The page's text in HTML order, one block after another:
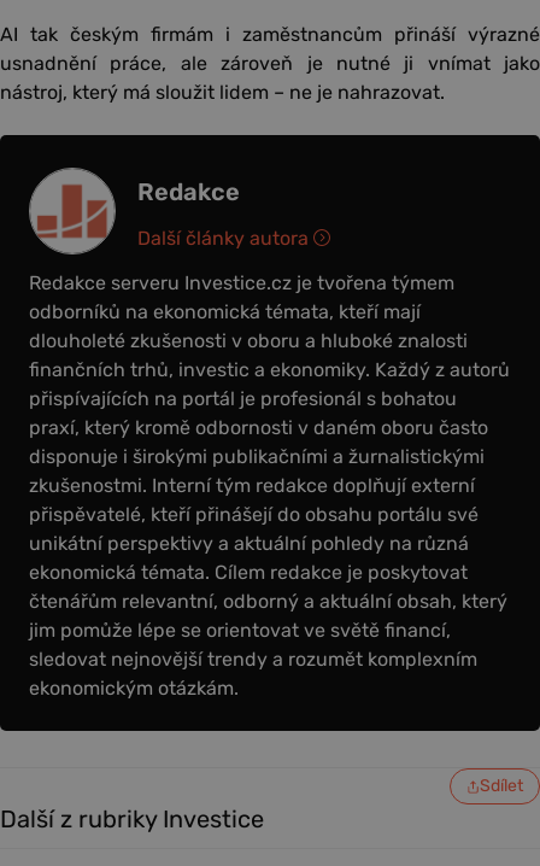
AI tak českým firmám i zaměstnancům přináší výrazné
usnadnění práce, ale zároveň je nutné ji vnímat jako
nástroj, který má sloužit lidem – ne je nahrazovat.
Redakce
Redakce serveru Investice.cz je tvořena týmem
odborníků na ekonomická témata, kteří mají
dlouholeté zkušenosti v oboru a hluboké znalosti
finančních trhů, investic a ekonomiky. Každý z autorů
přispívajících na portál je profesionál s bohatou
praxí, který kromě odbornosti v daném oboru často
disponuje i širokými publikačními a žurnalistickými
zkušenostmi. Interní tým redakce doplňují externí
přispěvatelé, kteří přinášejí do obsahu portálu své
unikátní perspektivy a aktuální pohledy na různá
ekonomická témata. Cílem redakce je poskytovat
čtenářům relevantní, odborný a aktuální obsah, který
jim pomůže lépe se orientovat ve světě financí,
sledovat nejnovější trendy a rozumět komplexním
ekonomickým otázkám.
Další články autora
Sdílet
Další z rubriky Investice